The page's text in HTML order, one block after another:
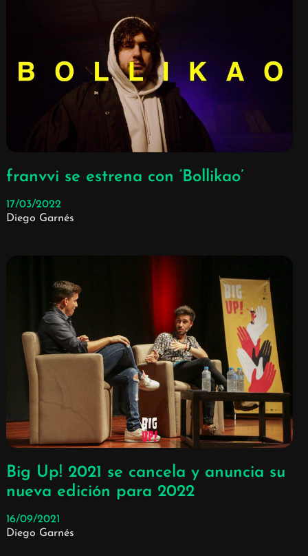
franvvi se estrena con ‘Bollikao’
17/03/2022
Diego Garnés
Big Up! 2021 se cancela y anuncia su
nueva edición para 2022
16/09/2021
Diego Garnés